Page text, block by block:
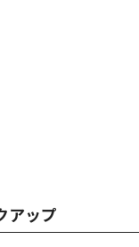
アップ